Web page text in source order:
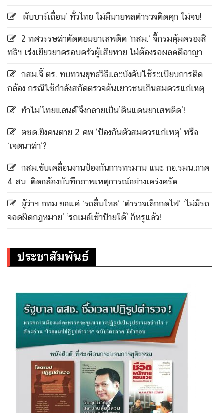
‘ผับบาร์เถื่อน’ ทั่วไทย ไม่มีนายพลตำรวจติดคุก ไม่จบ!
2 ทศวรรษฆ่าตัดตอนยาเสพติด ‘กสม.’ จี้กรมคุ้มครองสิ
ทธิฯ เร่งเยียวยาครอบครัวผู้เสียหาย ไม่ต้องรอผลคดีอาญา
กสม.จี้ ตร. ทบทวนยุทธวิธีและบังคับใช้ระเบียบการติด
กล้อง กรณีใช้กำลังสกัดตรวจค้นเยาวชนเกินสมควรแก่เหตุ
ทำไม’ไทยแลนด์’จึงกลายเป็น’ดินแดนยาเสพติด’!
ตชด.ยิงคนตาย 2 ศพ ‘ป้องกันตัวสมควรแก่เหตุ’ หรือ
‘เจตนาฆ่า’?
กสม.ขับเคลื่อนงานป้องกันการทรมาน แนะ กอ.รมน.ภาค
4 สน. ติดกล้องบันทึกภาพเหตุการณ์อย่างเคร่งครัด
ผู้ว่าฯ กทม.ขอแค่ ‘รถลื่นไหล’ ‘ตำรวจเลิกกดไฟ’ ‘ไม่มีรถ
จอดผิดกฎหมาย’ ‘รถเมล์เข้าป้ายได้’ ก็หรูแล้ว!
ประชาสัมพันธ์